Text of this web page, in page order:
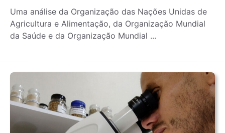
Uma análise da Organização das Nações Unidas de
Agricultura e Alimentação, da Organização Mundial
da Saúde e da Organização Mundial ...